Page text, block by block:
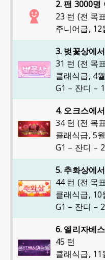
2. 팬 3000명
23 턴 (전 목
주니어급, 12
3. 벚꽃상에
31 턴 (전 목
클래식급, 4
G1 – 잔디 –
4. 오크스에
34 턴 (전 목
클래식급, 5
G1 – 잔디 –
5. 추화상에
44 턴 (전 목
클래식급, 10
G1 – 잔디 –
6. 엘리자베
45 턴
클래식급, 11